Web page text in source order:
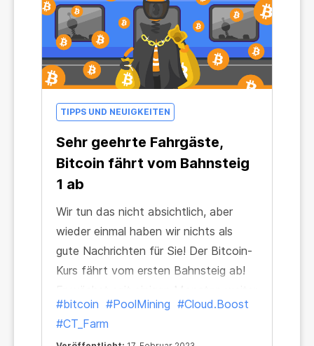
TIPPS UND NEUIGKEITEN
Sehr geehrte Fahrgäste,
Bitcoin fährt vom Bahnsteig
1 ab
Wir tun das nicht absichtlich, aber
wieder einmal haben wir nichts als
gute Nachrichten für Sie! Der Bitcoin-
Kurs fährt vom ersten Bahnsteig ab!
und die Wachstumsrate wird bald die
des zweiten Platzes erreichen oder
#bitcoin #PoolMining #Cloud.Boost
#CT_Farm